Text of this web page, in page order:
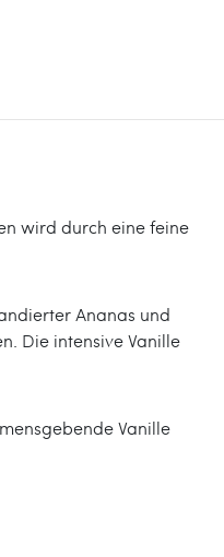
wird durch eine feine
Ananas und
Die intensive Vanille
Vanille